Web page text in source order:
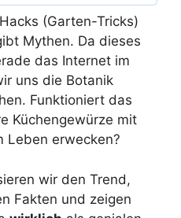
(Garten-Tricks)
Mythen. Da dieses
das Internet im
uns die Botanik
Funktioniert das
Küchengewürze mit
Leben erwecken?
wir den Trend,
Fakten und zeigen